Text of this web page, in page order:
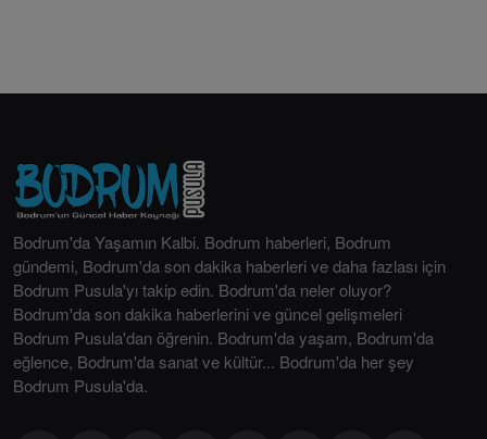
Bodrum'da Yaşamın Kalbi. Bodrum haberleri, Bodrum
gündemi, Bodrum'da son dakika haberleri ve daha fazlası için
Bodrum Pusula'yı takip edin. Bodrum'da neler oluyor?
Bodrum'da son dakika haberlerini ve güncel gelişmeleri
Bodrum Pusula'dan öğrenin. Bodrum'da yaşam, Bodrum'da
eğlence, Bodrum'da sanat ve kültür... Bodrum'da her şey
Bodrum Pusula'da.